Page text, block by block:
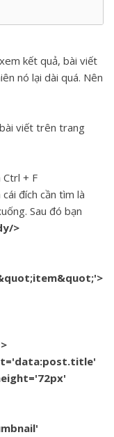
kết quả, bài viết
nó lại dài quá. Nên
viết trên trang
Ctrl + F
đích cần tìm là
Sau đó bạn
>